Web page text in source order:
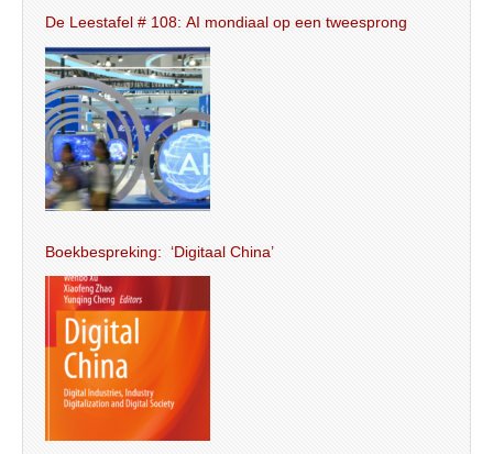
De Leestafel # 108: AI mondiaal op een tweesprong
Boekbespreking: ‘Digitaal China’